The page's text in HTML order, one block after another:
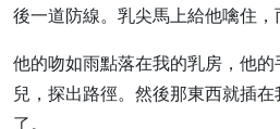
後一道防線。乳尖馬上給他噙住，
他的吻如雨點落在我的乳房，他
兒，探出路徑。然後那東西就插
了。